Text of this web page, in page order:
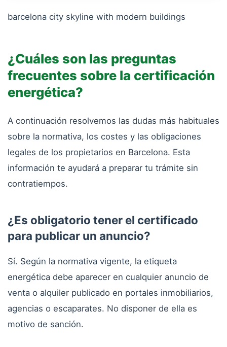
barcelona city skyline with modern buildings
¿Cuáles son las preguntas
frecuentes sobre la certificación
energética?
A continuación resolvemos las dudas más habituales
sobre la normativa, los costes y las obligaciones
legales de los propietarios en Barcelona. Esta
información te ayudará a preparar tu trámite sin
contratiempos.
¿Es obligatorio tener el certificado
para publicar un anuncio?
Sí. Según la normativa vigente, la etiqueta
energética debe aparecer en cualquier anuncio de
venta o alquiler publicado en portales inmobiliarios,
agencias o escaparates. No disponer de ella es
motivo de sanción.